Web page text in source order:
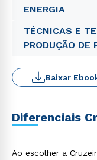
ENERGIA
TÉCNICAS E
PRODUÇÃO DE
Baixar
Diferenciais
Ao escolher a